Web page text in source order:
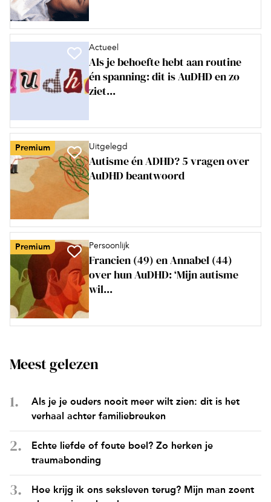
Actueel
Als je behoefte hebt aan routine
én spanning: dit is AuDHD en zo
ziet...
Premium Uitgelegd
Autisme én ADHD? 5 vragen over
AuDHD beantwoord
Premium Persoonlijk
Francien (49) en Annabel (44)
over hun AuDHD: ‘Mijn autisme
wil...
Meest gelezen
Als je je ouders nooit meer wilt zien: dit is het
verhaal achter familiebreuken
Echte liefde of foute boel? Zo herken je
traumabonding
Hoe krijg ik ons seksleven terug? Mijn man zoent